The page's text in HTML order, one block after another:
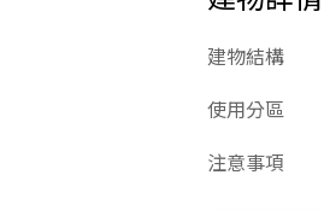
建物結構
使用分區
注意事項